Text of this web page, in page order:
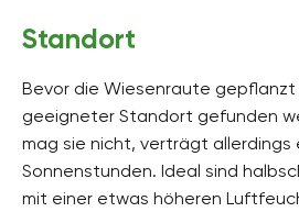
Standort
Bevor die Wiesenraute gepflanzt
geeigneter Standort gefunden
mag sie nicht, verträgt allerdings
Sonnenstunden. Ideal sind
mit einer etwas höheren